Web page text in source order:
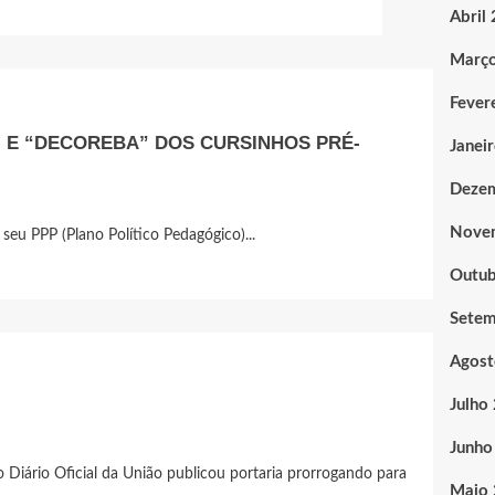
“DECOREBA” DOS CURSINHOS PRÉ-
PPP (Plano Político Pedagógico)...
Diário Oficial da União publicou portaria prorrogando para
Abril
Julho
Maio